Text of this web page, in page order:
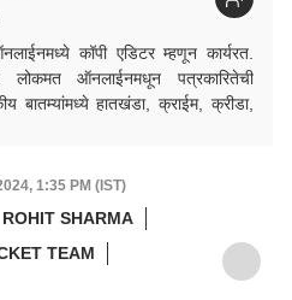
कॉपी एडिटर म्हणून कार्यरत.
ऑनलाईनमधून पत्रकारितेची
बातम्यांमध्ये हातखंडा, क्राईम, क्रीडा,
1:35 PM (IST)
ROHIT SHARMA
TEAM